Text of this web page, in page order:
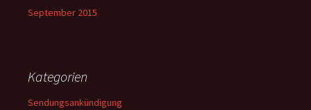
September 2015
Kategorien
Sendungsankündigung